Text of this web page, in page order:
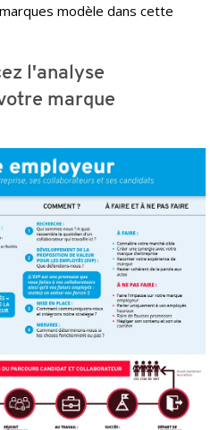
modèle dans cette
l'analyse
marque